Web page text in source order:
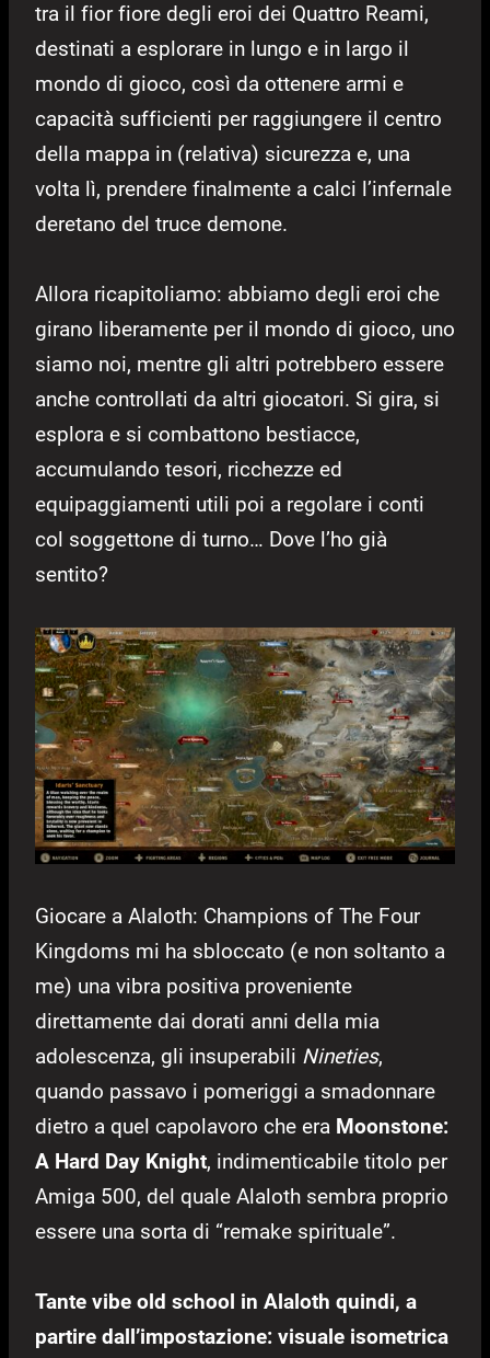
tra il fior fiore degli eroi dei Quattro Reami,
destinati a esplorare in lungo e in largo il
mondo di gioco, così da ottenere armi e
capacità sufficienti per raggiungere il centro
della mappa in (relativa) sicurezza e, una
volta lì, prendere finalmente a calci l’infernale
deretano del truce demone.
Allora ricapitoliamo: abbiamo degli eroi che
girano liberamente per il mondo di gioco, uno
siamo noi, mentre gli altri potrebbero essere
anche controllati da altri giocatori. Si gira, si
esplora e si combattono bestiacce,
accumulando tesori, ricchezze ed
equipaggiamenti utili poi a regolare i conti
col soggettone di turno… Dove l’ho già
sentito?
Giocare a Alaloth: Champions of The Four
Kingdoms mi ha sbloccato (e non soltanto a
me) una vibra positiva proveniente
direttamente dai dorati anni della mia
adolescenza, gli insuperabili Nineties,
quando passavo i pomeriggi a smadonnare
dietro a quel capolavoro che era Moonstone:
A Hard Day Knight, indimenticabile titolo per
Amiga 500, del quale Alaloth sembra proprio
essere una sorta di “remake spirituale”.
Tante vibe old school in Alaloth quindi, a
partire dall’impostazione: visuale isometrica